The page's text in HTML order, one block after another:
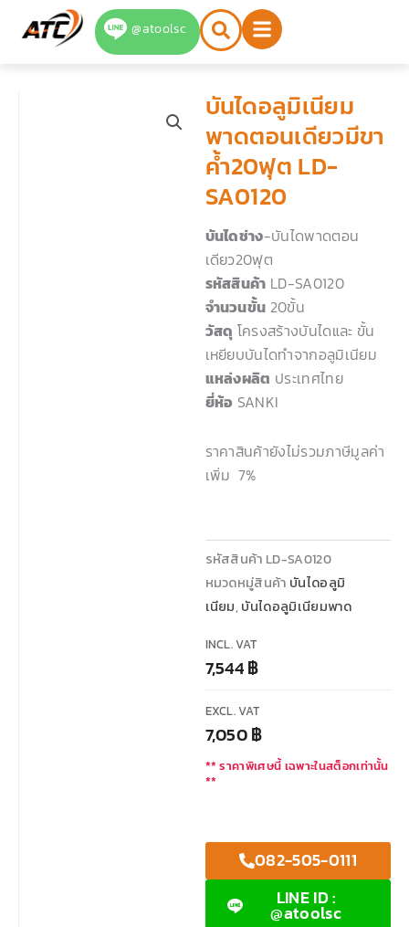
@atoolsc
บันไดอลูมิเนียม
พาดตอนเดียวมีขา
ค้ำ20ฟุต LD-
SA0120
บันไดช่าง-บันไดพาดตอน
เดียว20ฟุต
รหัสสินค้า LD-SA0120
จำนวนขั้น 20ขั้น
วัสดุ โครงสร้างบันไดและ ขั้น
เหยียบบันไดทำจากอลูมิเนียม
แหล่งผลิต ประเทศไทย
ยี่ห้อ SANKI
ราคาสินค้ายังไม่รวมภาษีมูลค่า
เพิ่ม 7%
รหัสสินค้า LD-SA0120
หมวดหมู่สินค้า บันไดอลูมิ
เนียม,บันไดอลูมิเนียมพาด
INCL. VAT
7,544฿
EXCL. VAT
7,050฿
** ราคาพิเศษนี้ เฉพาะในสต็อกเท่านั้น
**
082-505-0111
LINE ID :
@atoolsc